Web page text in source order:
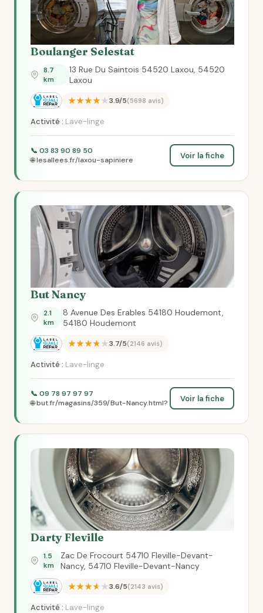
Boulanger Selestat
8.7
km
13 Rue Du Saintois 54520 Laxou, 54520
Laxou
★★★★★3.9/5(5698 avis)
Activité : Lave-linge
📞 03 83 90 89 50
🌐 lesallees.fr/laxou-sapiniere
Voir la fiche
But Nancy
2.1
km
8 Avenue Des Erables 54180 Houdemont,
54180 Houdemont
★★★★★3.7/5(2146 avis)
Activité : Lave-linge
📞 09 78 97 97 97
🌐 but.fr/magasins/359/But-Nancy.html?
Voir la fiche
Darty Fleville
1.5
km
Zac De Frocourt 54710 Fleville-Devant-
Nancy, 54710 Fleville-Devant-Nancy
★★★★★3.6/5(2143 avis)
Activité : Lave-linge